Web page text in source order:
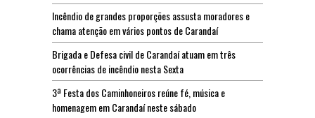
Incêndio de grandes proporções assusta moradores e
chama atenção em vários pontos de Carandaí
Brigada e Defesa civil de Carandaí atuam em três
ocorrências de incêndio nesta Sexta
3ª Festa dos Caminhoneiros reúne fé, música e
homenagem em Carandaí neste sábado